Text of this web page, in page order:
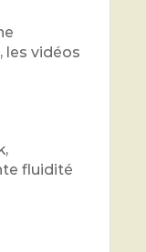
les vidéos
fluidité